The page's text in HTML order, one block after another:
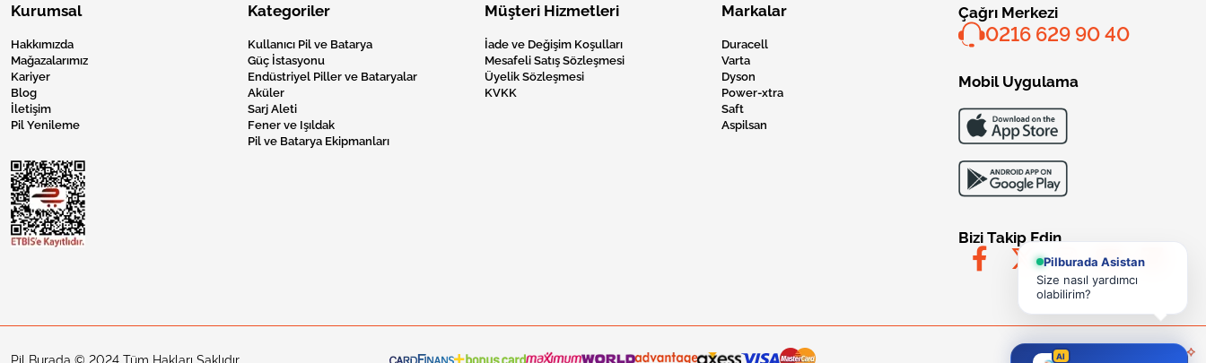
Kurumsal
Hakkımızda
Mağazalarımız
Kariyer
Blog
İletişim
Pil Yenileme
Kategoriler
Kullanıcı Pil ve Batarya
Güç İstasyonu
Endüstriyel Piller ve Bataryalar
Aküler
Sarj Aleti
Fener ve Işıldak
Pil ve Batarya Ekipmanları
Müşteri Hizmetleri
İade ve Değişim Koşulları
Mesafeli Satış Sözleşmesi
Üyelik Sözleşmesi
KVKK
Markalar
Duracell
Varta
Dyson
Power-xtra
Saft
Aspilsan
Çağrı Merkezi
0216 629 90 40
Mobil Uygulama
Bizi Takip Edin
Pilburada Asistan
Size nasıl yardımcı
olabilirim?
AI